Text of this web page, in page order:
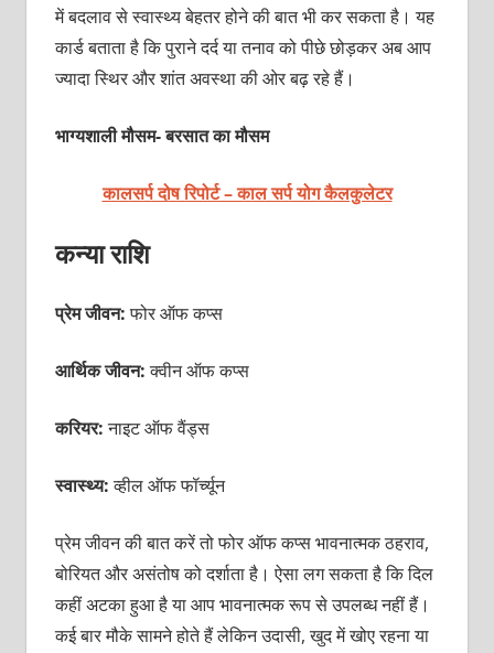
में बदलाव से स्वास्थ्य बेहतर होने की बात भी कर सकता है। यह
कार्ड बताता है कि पुराने दर्द या तनाव को पीछे छोड़कर अब आप
ज्यादा स्थिर और शांत अवस्था की ओर बढ़ रहे हैं।
भाग्यशाली मौसम- बरसात का मौसम
कालसर्प दोष रिपोर्ट – काल सर्प योग कैलकुलेटर
कन्या राशि
प्रेम जीवन:फोर ऑफ कप्स
आर्थिक जीवन:क्वीन ऑफ कप्स
करियर:नाइट ऑफ वैंड्स
स्वास्थ्य:व्हील ऑफ फॉर्च्यून
प्रेम जीवन की बात करें तो फोर ऑफ कप्स भावनात्मक ठहराव,
बोरियत और असंतोष को दर्शाता है। ऐसा लग सकता है कि दिल
कहीं अटका हुआ है या आप भावनात्मक रूप से उपलब्ध नहीं हैं।
कई बार मौके सामने होते हैं लेकिन उदासी, खुद में खोए रहना या